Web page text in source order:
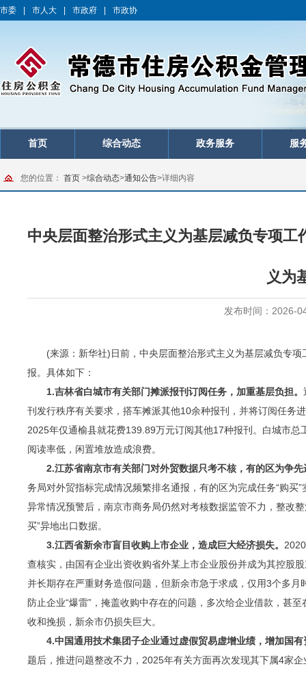
市委 市人大 市政府 市政协
首页 综合动态 政务服务 服
您的位置： 首页 >综合动态>通知公告>详细内容
中央层面整治形式主义为基层减负专项
义为
发布时间：2026-
(来源：新华社)日前，中央层面整治形式主义为基层减负专项
报。具体如下：
1.吉林省白城市有关部门摊派报刊订阅任务，加重基层负担。
刊发行秩序有关要求，搭车摊派其他10余种报刊，并将订阅任务
2025年仅通榆县就花费139.89万元订阅其他17种报刊。白城市
阅读率低，闲置堆放造成浪费。
2.江苏省南京市有关部门对外贸数据只考不核，有的区为争
务局对外贸指标完成情况频繁排名通报，有的区为完成任务“购
异常情况预警后，南京市商务局仍然对考核数据监管不力，整改
买”异地出口数据。
3.江西省新余市盲目收购上市企业，造成巨大经济损失。
查核实，由国有企业出资收购省外某上市企业股份并成为其控股
并长期存在严重财务造假问题，但新余市急于求成，仅用3个多
防止企业“爆雷”，掩盖收购中存在的问题，多次给企业借款，甚
收和挽损，新余市仍损失巨大。
4.中国通用技术集团子企业通过虚假贸易虚增业绩，增加国
题后，推进问题整改不力，2025年有关方面再次发现其下属4家